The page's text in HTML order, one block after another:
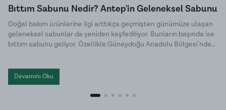
Bıttım Sabunu Nedir? Antep'in Geleneksel Sabunu
Doğal bakım ürünlerine ilgi arttıkça geçmişten günümüze ulaşan
geleneksel sabunlar da yeniden keşfediliyor. Bunların başında ise
bıttım sabunu geliyor. Özellikle Güneydoğu Anadolu Bölgesi'nde
Antep sabunu olarak da bilinen bıttım sabunu, kimyasal
katkılardan uzak , hem cilt hem de saç bakımında tercih edilen
geleneksel sabunlar arasında yer alıyor.
Devamını Oku